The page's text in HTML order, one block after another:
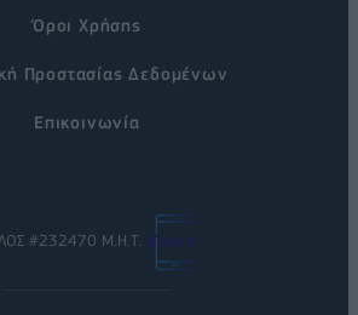
Όροι Χρήσης
Προστασίας Δεδομένων
Επικοινωνία
#232470 Μ.Η.Τ.